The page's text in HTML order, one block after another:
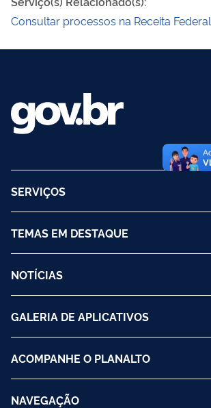
Consultar processos na Receita Federal
SERVIÇOS
TEMAS EM DESTAQUE
NOTÍCIAS
GALERIA DE APLICATIVOS
ACOMPANHE O PLANALTO
NAVEGAÇÃO